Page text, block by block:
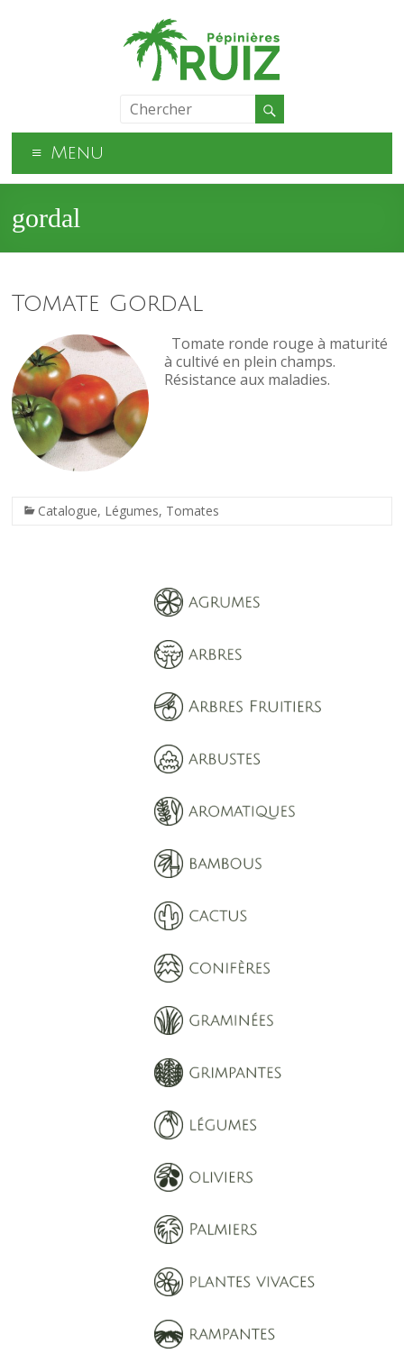
Menu
gordal
Tomate Gordal
Tomate ronde rouge à maturité
à cultivé en plein champs.
Résistance aux maladies.
Catalogue, Légumes, Tomates